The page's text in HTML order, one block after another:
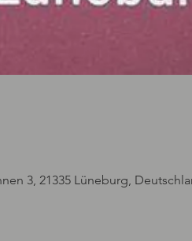
3, 21335 Lüneburg,